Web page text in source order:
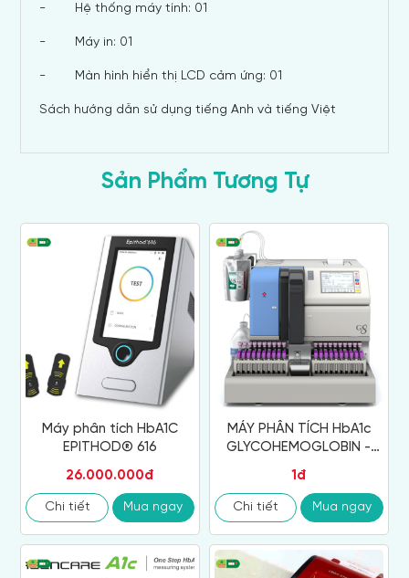
- Hệ thống máy tính: 01
- Máy in: 01
- Màn hình hiển thị LCD cảm ứng: 01
Sách hướng dẫn sử dụng tiếng Anh và tiếng Việt
Sản Phẩm Tương Tự
Máy phân tích HbA1C
EPITHOD® 616
26.000.000đ
Chi tiết Mua ngay
MÁY PHÂN TÍCH HbA1c
GLYCOHEMOGLOBIN -
1đ
Chi tiết Mua ngay